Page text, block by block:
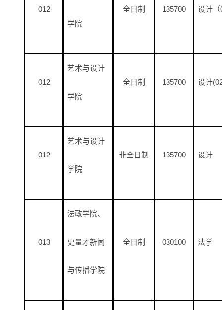
012
学院
全日制 135700 设计（
012
艺术与设计
学院
全日制 135700 设计
012
艺术与设计
学院
非全日制 135700 设计
013
法政学院、
史量才新闻
与传播学院
全日制 030100 法学